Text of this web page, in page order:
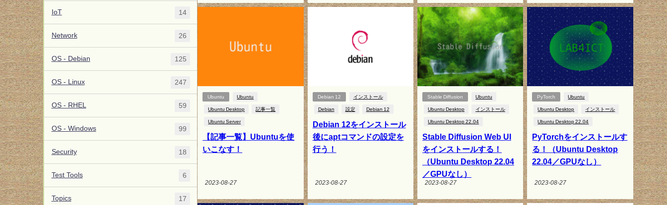
Ubuntu Ubuntu
Ubuntu Desktop 記事一覧
Ubuntu Server
【記事一覧】Ubuntuを使
いこなす！
2023-08-27
Debian 12 インストール
Debian 設定 Debian 12
Debian 12をインストール
後にaptコマンドの設定を
行う！
2023-08-27
Stable Diffusion Ubuntu
Ubuntu Desktop インストール
Ubuntu Desktop 22.04
Stable Diffusion Web UI
をインストールする！
（Ubuntu Desktop 22.04
／GPUなし）
2023-08-27
PyTorch Ubuntu
Ubuntu Desktop インストール
Ubuntu Desktop 22.04
PyTorchをインストールす
る！（Ubuntu Desktop
22.04／GPUなし）
2023-08-27
IoT 14
Network 26
OS - Debian 125
OS - Linux 247
OS - RHEL 59
OS - Windows 99
Security 18
Test Tools 6
Topics 17